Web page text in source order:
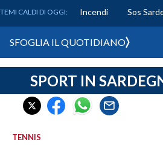
CRONACA SARDEGNA
CAGLIARI
SULCIS IGLESIENTE
TEMI CALDI DI OGGI: Incendi Sos
SFOGLIA IL QUOTIDIANO
SPORT IN
TENNIS